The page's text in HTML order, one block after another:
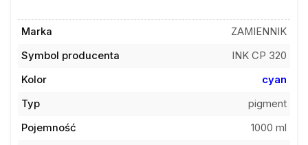
Marka
ZAMIENNIK
Symbol producenta
INK CP 320
Kolor
cyan
Typ
pigment
Pojemność
1000 ml